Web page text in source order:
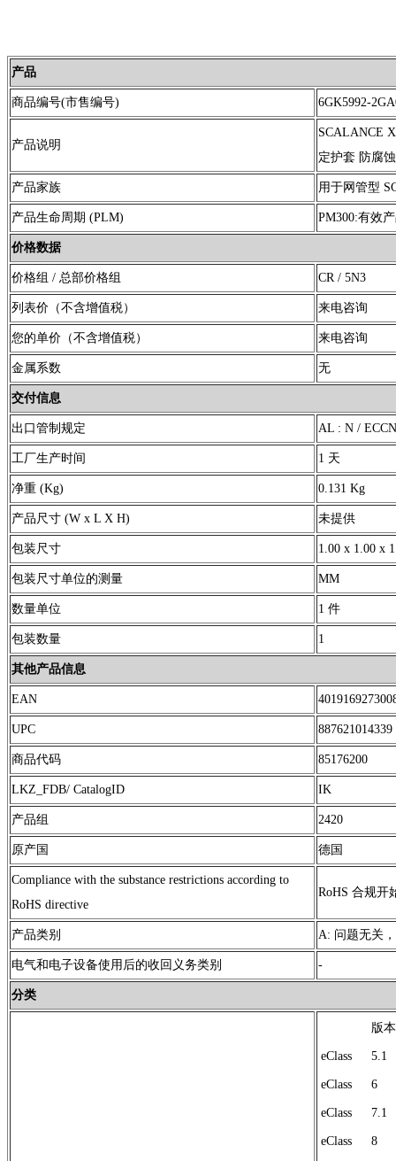
产品
商品编号(市售编号) 6GK5992-
产品说明
SCALANCE
定护套 防腐
产品家族 用于网管型
产品生命周期 (PLM) PM300:有效
价格数据
价格组 / 总部价格组 CR / 5N3
列表价（不含增值税） 来电咨询
您的单价（不含增值税） 来电咨询
金属系数 无
交付信息
出口管制规定 AL : N /
工厂生产时间 1 天
净重 (Kg) 0.131 Kg
产品尺寸 (W x L X H) 未提供
包装尺寸 1.00 x 1.00 x
包装尺寸单位的测量 MM
数量单位 1 件
包装数量 1
其他产品信息
EAN
UPC 887621014339
商品代码 85176200
LKZ_FDB/ CatalogID IK
产品组 2420
原产国 德国
Compliance with the substance restrictions according to
RoHS directive
RoHS 合规开
产品类别 A: 问题无关
电气和电子设备使用后的收回义务类别 -
分类
版本
eClass 5.1
eClass 6
eClass 7.1
eClass 8